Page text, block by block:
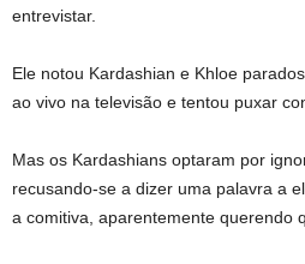
entrevistar.
Ele notou Kardashian e Khloe
ao vivo na televisão e tentou puxar
Mas os Kardashians optaram por
recusando-se a dizer uma palavra a
a comitiva, aparentemente querendo